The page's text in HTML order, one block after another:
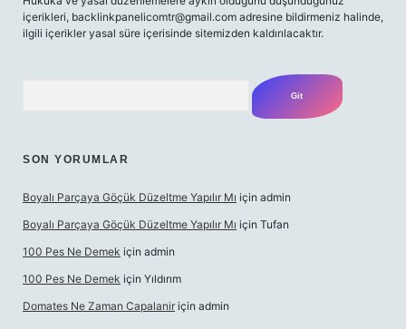
içerikleri, backlinkpanelicomtr@gmail.com adresine bildirmeniz halinde,
ilgili içerikler yasal süre içerisinde sitemizden kaldırılacaktır.
SON YORUMLAR
Boyalı Parçaya Göçük Düzeltme Yapılır Mı için admin
Boyalı Parçaya Göçük Düzeltme Yapılır Mı için Tufan
100 Pes Ne Demek için admin
100 Pes Ne Demek için Yıldırım
Domates Ne Zaman Capalanir için admin